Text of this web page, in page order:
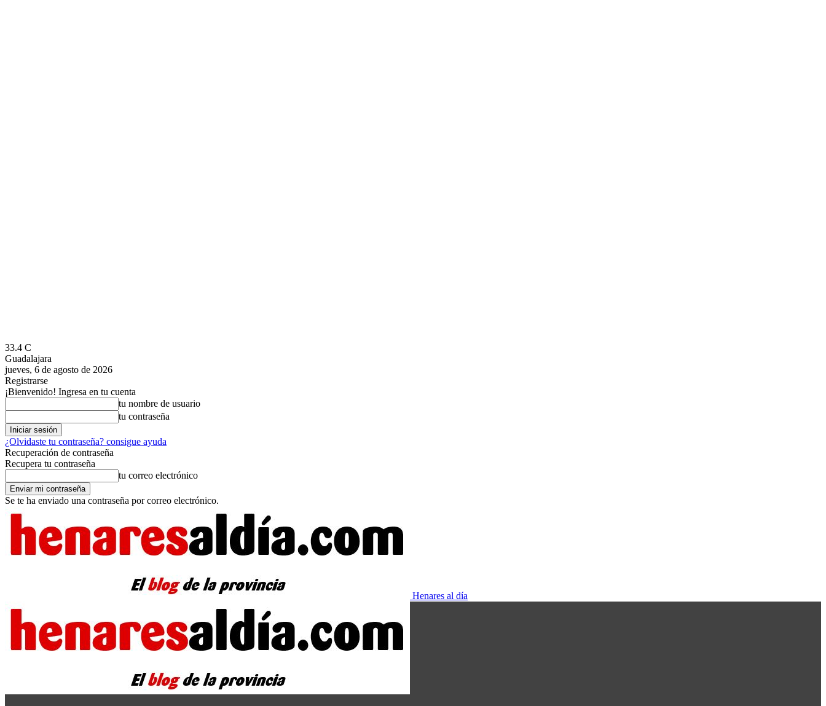
33.4 C
Guadalajara
jueves, 6 de agosto de 2026
Registrarse
¡Bienvenido! Ingresa en tu cuenta
tu nombre de usuario
tu contraseña
¿Olvidaste tu contraseña? consigue ayuda
Recuperación de contraseña
Recupera tu contraseña
tu correo electrónico
Se te ha enviado una contraseña por correo electrónico.
Henares al día